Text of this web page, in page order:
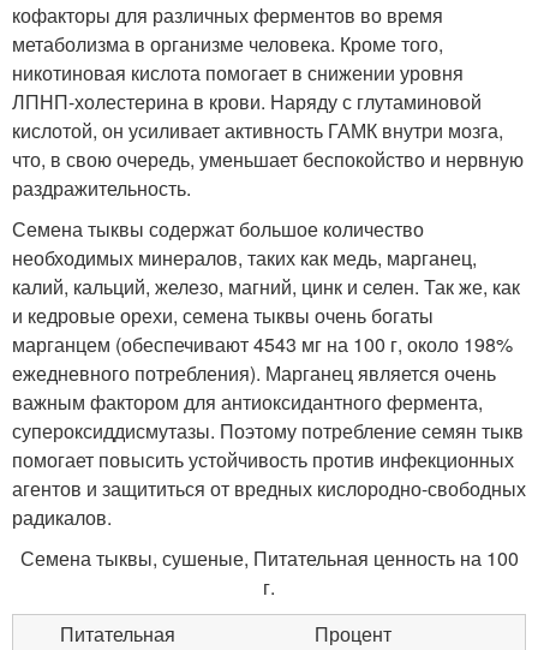
кофакторы для различных ферментов во время
метаболизма в организме человека. Кроме того,
никотиновая кислота помогает в снижении уровня
ЛПНП-холестерина в крови. Наряду с глутаминовой
кислотой, он усиливает активность ГАМК внутри мозга,
что, в свою очередь, уменьшает беспокойство и нервную
раздражительность.
Семена тыквы содержат большое количество
необходимых минералов, таких как медь, марганец,
калий, кальций, железо, магний, цинк и селен. Так же, как
и кедровые орехи, семена тыквы очень богаты
марганцем (обеспечивают 4543 мг на 100 г, около 198%
ежедневного потребления). Марганец является очень
важным фактором для антиоксидантного фермента,
супероксиддисмутазы. Поэтому потребление семян тыкв
помогает повысить устойчивость против инфекционных
агентов и защититься от вредных кислородно-свободных
радикалов.
Семена тыквы, сушеные, Питательная ценность на 100
г.
Питательная
Процент